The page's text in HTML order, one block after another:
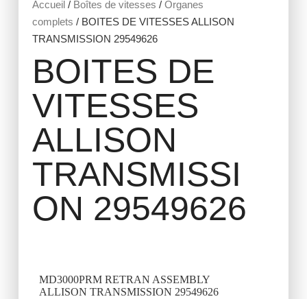
Accueil/ Boîtes de vitesses / Organes
complets / BOITES DE VITESSES ALLISON
TRANSMISSION 29549626
BOITES DE
VITESSES
ALLISON
TRANSMISSI
ON 29549626
MD3000PRM RETRAN ASSEMBLY
ALLISON TRANSMISSION 29549626